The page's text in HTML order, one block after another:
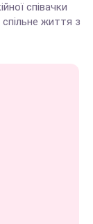
співачки
життя з